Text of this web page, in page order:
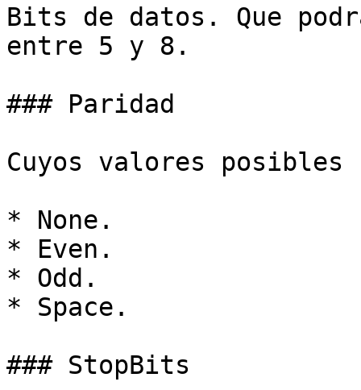
Bits de datos. Que
entre 5 y 8.
### Paridad
Cuyos valores posibles
* None.
* Even.
* Odd.
* Space.
### StopBits